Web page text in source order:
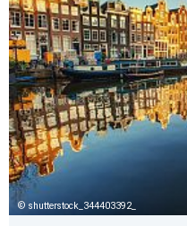
shutterstock_344403392_